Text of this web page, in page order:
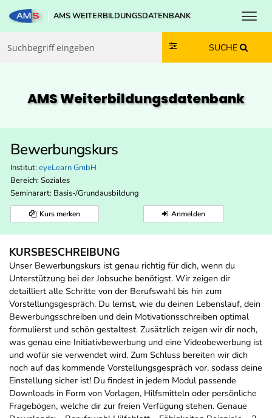
Zum Inhalt springen
Zum Navmenü springen
Zur Suche springen
Zur Footer springen
AMS WEITERBILDUNGSDATENBANK
SUCHE
AMS Weiterbildungs­datenbank
Bewerbungskurs
Institut: eyeLearn GmbH
Bereich: Soziales
Seminarart: Basis-/Grundausbildung
Kurs merken Anmelden
KURSBESCHREIBUNG
Unser Bewerbungskurs ist genau richtig für dich, wenn du
Unterstützung bei der Jobsuche benötigst. Wir zeigen dir
detailliert alle Schritte von der Berufswahl bis hin zum
Vorstellungsgespräch. Du lernst, wie du deinen Lebenslauf, dein
Bewerbungsschreiben und dein Motivationsschreiben optimal
formulierst und schön gestaltest. Zusätzlich zeigen wir dir noch,
was genau eine Initiativbewerbung und eine Videobewerbung ist
und wofür sie verwendet wird. Zum Schluss bereiten wir dich
noch auf das kommende Vorstellungsgespräch vor, sodass deine
Einstellung sicher ist! Du findest in jedem Modul passende
Downloads in Form von Vorlagen, Hilfsmitteln oder persönliche
Fragebögen, welche dir zur freien Verfügung stehen. Genaue